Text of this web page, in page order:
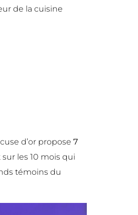
de la cuisine
d’or propose 7
les 10 mois qui
témoins du